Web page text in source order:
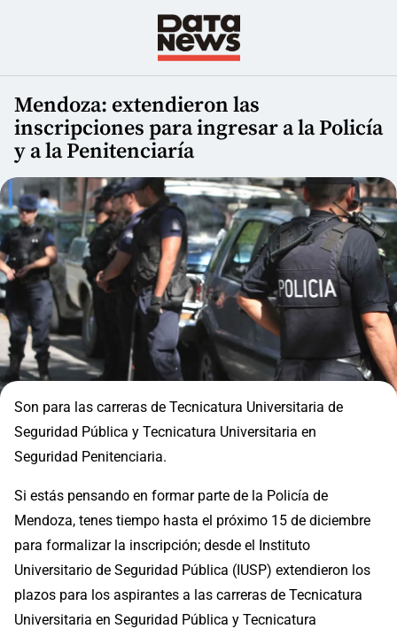
Mendoza: extendieron las
inscripciones para ingresar a la Policía
y a la Penitenciaría
Son para las carreras de Tecnicatura Universitaria de
Seguridad Pública y Tecnicatura Universitaria en
Seguridad Penitenciaria.
Si estás pensando en formar parte de la Policía de
Mendoza, tenes tiempo hasta el próximo 15 de diciembre
para formalizar la inscripción; desde el Instituto
Universitario de Seguridad Pública (IUSP) extendieron los
plazos para los aspirantes a las carreras de Tecnicatura
Universitaria en Seguridad Pública y Tecnicatura